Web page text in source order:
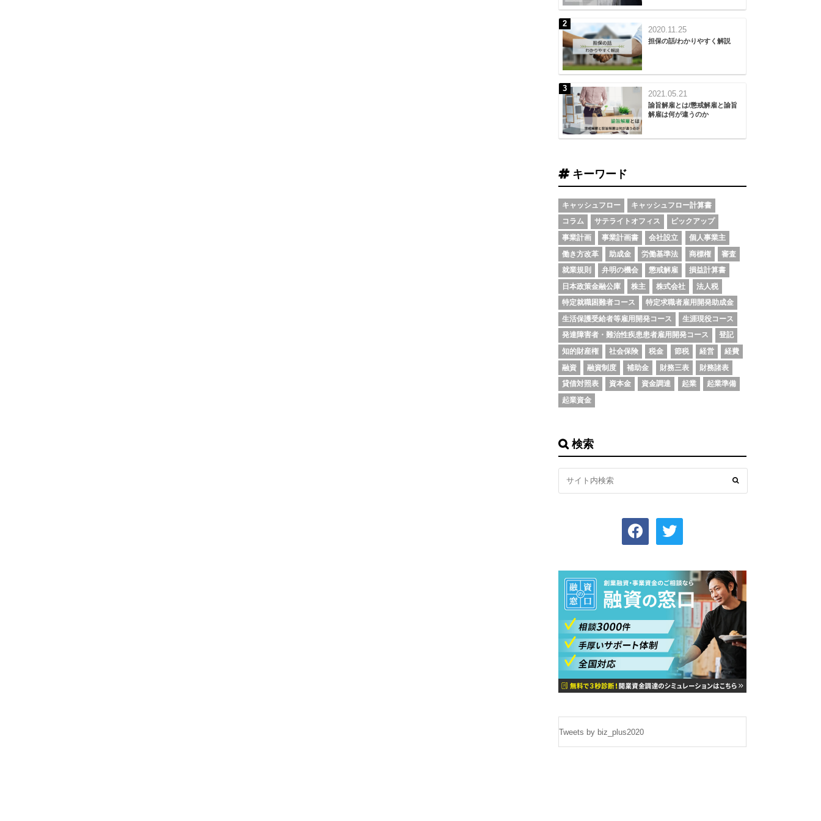
2020.11.25
担保の話/わかりやすく解説
2021.05.21
諭旨解雇とは/懲戒解雇と諭旨
解雇は何が違うのか
キーワード
キャッシュフロー
キャッシュフロー計算書
コラム
サテライトオフィス
ピックアップ
事業計画
事業計画書 会社設立
個人事業主
働き方改革
助成金 労働基準法 商標権
審査
就業規則
弁明の機会 懲戒解雇
損益計算書
日本政策金融公庫
株主 株式会社
法人税
特定就職困難者コース
特定求職者雇用開発助成金
生活保護受給者等雇用開発コース
生涯現役コース
発達障害者・難治性疾患患者雇用開発コース
登記
知的財産権
社会保険 税金 節税 経営
経費
融資
融資制度 補助金 財務三表
財務諸表
貸借対照表
資本金 資金調達 起業
起業準備
起業資金
検索
facebook twitter
Tweets by biz_plus2020